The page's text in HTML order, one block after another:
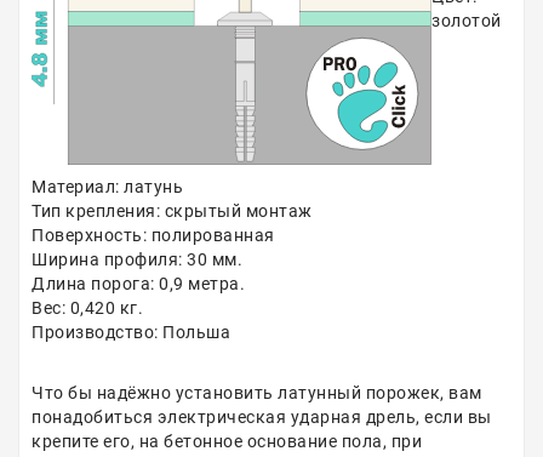
золотой
Материал: латунь
Тип крепления: скрытый монтаж
Поверхность: полированная
Ширина профиля: 30 мм.
Длина порога: 0,9 метра.
Вес: 0,420 кг.
Производство: Польша
Что бы надёжно установить латунный порожек, вам
понадобиться электрическая ударная дрель, если вы
крепите его, на бетонное основание пола, при